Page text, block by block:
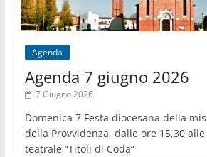
Agenda
Agenda 7 giugno 2026
7 Giugno 2026
Domenica 7 Festa diocesana della
della Provvidenza, dalle ore 15,30 alle
teatrale “Titoli di Coda”